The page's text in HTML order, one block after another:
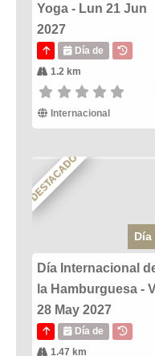
Yoga - Lun 21 Jun
2027
Día de
1.2 km
Internacional
DESTACADO
Día
Día Internacional
la Hamburguesa -
28 May 2027
Día de
1.47 km